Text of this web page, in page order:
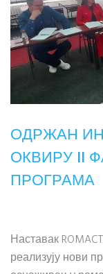
ОДРЖАН
ОКВИРУ II
ПРОГРАМА
Наставак
реализују нови